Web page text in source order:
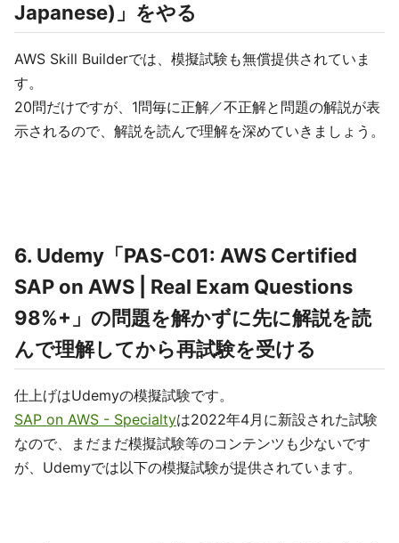
Japanese)」をやる
AWS Skill Builderでは、模擬試験も無償提供されていま
す。
20問だけですが、1問毎に正解／不正解と問題の解説が表
示されるので、解説を読んで理解を深めていきましょう。
6. Udemy「PAS-C01: AWS Certified
SAP on AWS | Real Exam Questions
98%+」の問題を解かずに先に解説を読
んで理解してから再試験を受ける
仕上げはUdemyの模擬試験です。
SAP on AWS - Specialtyは2022年4月に新設された試験
なので、まだまだ模擬試験等のコンテンツも少ないです
が、Udemyでは以下の模擬試験が提供されています。